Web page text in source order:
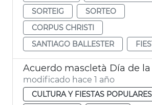
SORTEIG
SORTEO
CORPUS CHRISTI
SANTIAGO BALLESTER
modificado hace 1 año
CULTURA Y FIESTAS POPULARES